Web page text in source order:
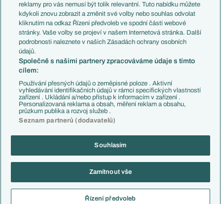
Přestupové spekulace
Zranění
Kluby
Arsenal FC
Chelsea FC
Manchester United
AC Milán
Juventus FC
Bayern Mnichov
FC Barcelona
Real Madrid
Přestupy
Zápasy
Livescore
Tipovací soutěž
Copyright © 2001-2026 EuroFotbal.cz. Využíváme zpravodajství ČTK.
Informace o zpracování osobních údajů
reklamy pro vás nemusí být tolik relevantní. Tuto nabídku můžete
kdykoli znovu zobrazit a změnit své volby nebo souhlas odvolat
kliknutím na odkaz Řízení předvoleb ve spodní části webové
stránky. Vaše volby se projeví v našem Internetová stránka. Další
podrobnosti naleznete v našich Zásadách ochrany osobních
údajů.
Společně s našimi partnery zpracováváme údaje s tímto
cílem:
Používání přesných údajů o zeměpisné poloze . Aktivní
vyhledávání identifikačních údajů v rámci specifických vlastností
zařízení . Ukládání a/nebo přístup k informacím v zařízení .
Personalizovaná reklama a obsah, měření reklam a obsahu,
průzkum publika a rozvoj služeb .
Seznam partnerů (dodavatelů)
Souhlasím
Zamítnout vše
Řízení předvoleb